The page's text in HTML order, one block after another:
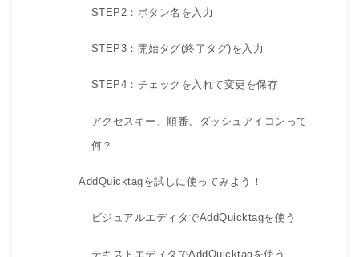
STEP2：ボタン名を入力
STEP3：開始タグ(終了タグ)を入力
STEP4：チェックを入れて変更を保存
アクセスキー、順番、ダッシュアイコンって
何？
AddQuicktagを試しに使ってみよう！
ビジュアルエディタでAddQuicktagを使う
テキストエディタでAddQuicktagを使う